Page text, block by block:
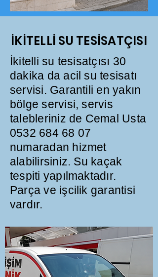
İKİTELLİ SU TESİSATÇISI
İkitelli su tesisatçısı 30
dakika da acil su tesisatı
servisi. Garantili en yakın
bölge servisi, servis
talebleriniz de Cemal Usta
0532 684 68 07
numaradan hizmet
alabilirsiniz. Su kaçak
tespiti yapılmaktadır.
Parça ve işcilik garantisi
vardır.